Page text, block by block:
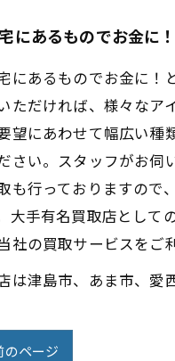
にあるものでお金に！
にあるものでお金に！
ただければ、様々なア
望にあわせて幅広い種
さい。スタッフがお伺
も行っておりますので
大手有名買取店として
社の買取サービスをご
は津島市、あま市、愛
のページ